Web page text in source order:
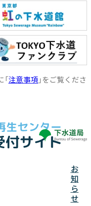
注意事項」をご覧くださ
お
知
ら
せ